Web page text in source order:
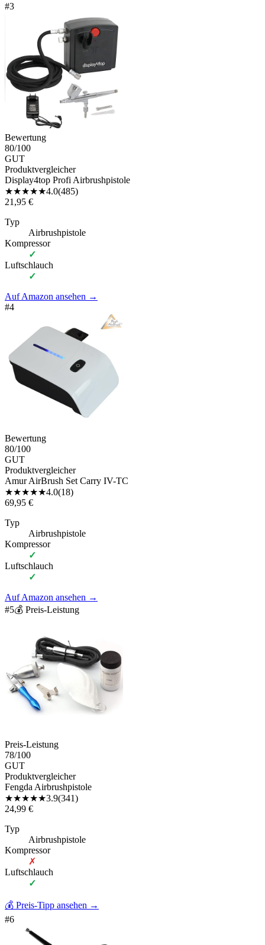
#3
Bewertung
80/100
GUT
Produktvergleicher
Display4top Profi Airbrushpistole
★★★★★4.0(485)
21,95 €
Typ
Airbrushpistole
Kompressor
✓
Luftschlauch
✓
Auf Amazon ansehen →
#4
Bewertung
80/100
GUT
Produktvergleicher
Amur AirBrush Set Carry IV-TC
★★★★★4.0(18)
69,95 €
Typ
Airbrushpistole
Kompressor
✓
Luftschlauch
✓
Auf Amazon ansehen →
#5💰 Preis-Leistung
Preis-Leistung
78/100
GUT
Produktvergleicher
Fengda Airbrushpistole
★★★★★3.9(341)
24,99 €
Typ
Airbrushpistole
Kompressor
✗
Luftschlauch
✓
💰 Preis-Tipp ansehen →
#6